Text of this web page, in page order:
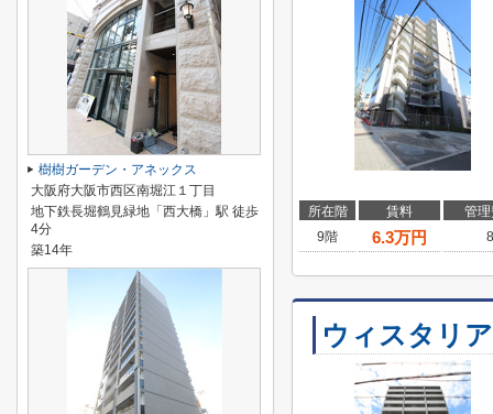
所在階 賃料
管
9階
6.3万円
ウィスタリ
樹樹ガーデン・アネックス
大阪府大阪市西区南堀江１丁目
地下鉄長堀鶴見緑地「西大橋」駅 徒歩
4分
築14年